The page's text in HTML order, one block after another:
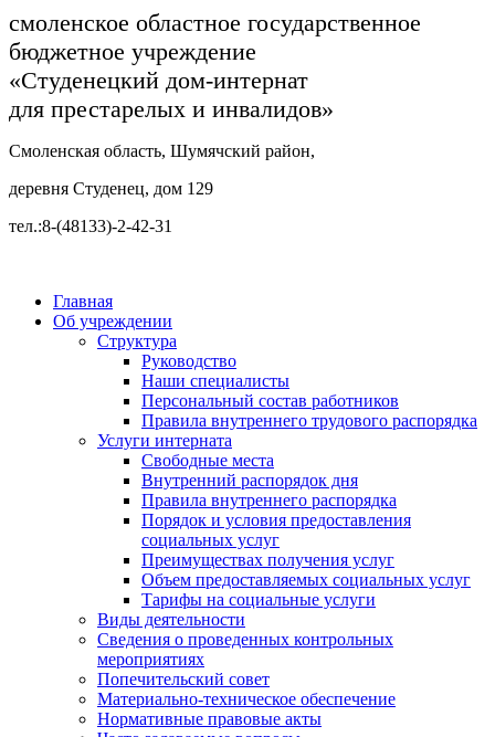
смоленское областное государственное
бюджетное учреждение
«Студенецкий дом-интернат
для престарелых и инвалидов»
Смоленская область, Шумячский район,
деревня Студенец, дом 129
тел.:8-(48133)-2-42-31
Главная
Об учреждении
Структура
Руководство
Наши специалисты
Персональный состав работников
Правила внутреннего трудового распорядка
Услуги интерната
Свободные места
Внутренний распорядок дня
Правила внутреннего распорядка
Порядок и условия предоставления
социальных услуг
Преимуществах получения услуг
Объем предоставляемых социальных услуг
Тарифы на социальные услуги
Виды деятельности
Сведения о проведенных контрольных
мероприятиях
Попечительский совет
Материально-техническое обеспечение
Нормативные правовые акты